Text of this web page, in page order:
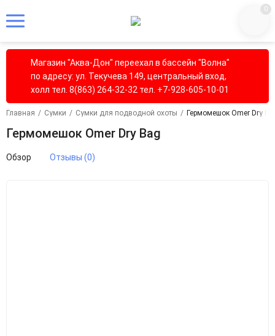
0
Магазин "Аква-Дон" переехал в бассейн "Волна"
по адресу: ул. Текучева 149, центральный вход,
холл тел. 8(863) 264-32-32 тел. +7-928-605-10-01
Главная / Сумки / Сумки для подводной охоты / Гермомешок Omer Dry
Гермомешок Omer Dry Bag
Обзор Отзывы (0)